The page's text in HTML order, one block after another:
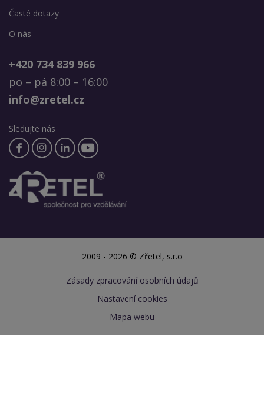
Časté dotazy
O nás
+420 734 839 966
po – pá 8:00 – 16:00
info@zretel.cz
Sledujte nás
2009 - 2026 © Zřetel, s.r.o
Zásady zpracování osobních údajů
Nastavení cookies
Mapa webu